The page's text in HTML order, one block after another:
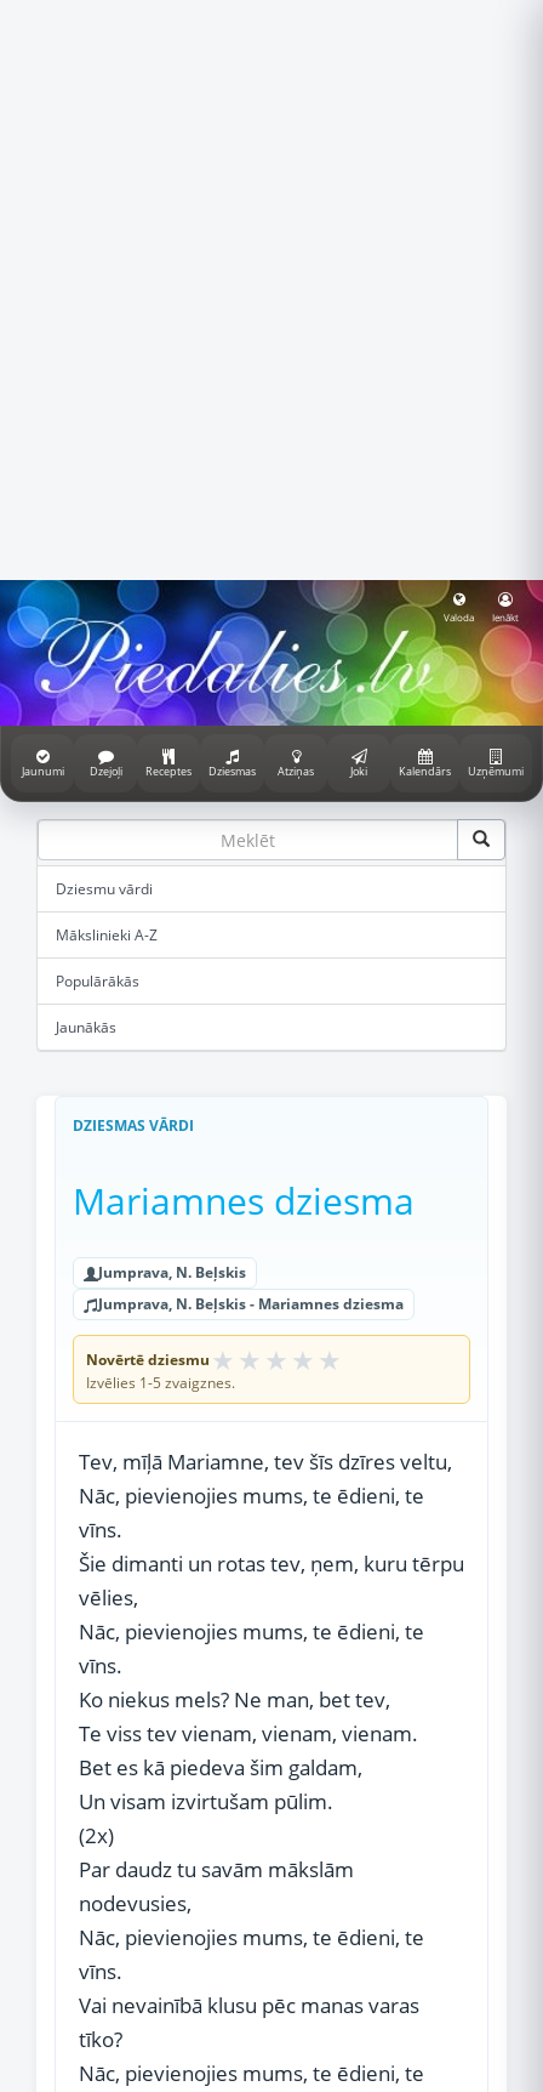
Valoda Ienākt
Jaunumi Dzejoļi Receptes Dziesmas Atziņas Joki Kalendārs Uzņēmumi
Dziesmu vārdi
Mākslinieki A-Z
Populārākās
Jaunākās
DZIESMAS VĀRDI
Mariamnes dziesma
Jumprava, N. Beļskis
Jumprava, N. Beļskis - Mariamnes dziesma
Novērtē dziesmu ★ ★ ★ ★ ★
Izvēlies 1-5 zvaigznes.
Tev, mīļā Mariamne, tev šīs dzīres veltu,
Nāc, pievienojies mums, te ēdieni, te
vīns.
Šie dimanti un rotas tev, ņem, kuru tērpu
vēlies,
Nāc, pievienojies mums, te ēdieni, te
vīns.
Ko niekus mels? Ne man, bet tev,
Te viss tev vienam, vienam, vienam.
Bet es kā piedeva šim galdam,
Un visam izvirtušam pūlim.
(2x)
Par daudz tu savām mākslām
nodevusies,
Nāc, pievienojies mums, te ēdieni, te
vīns.
Vai nevainībā klusu pēc manas varas
tīko?
Nāc, pievienojies mums, te ēdieni, te